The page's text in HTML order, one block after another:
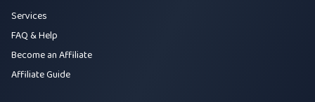
Services
FAQ & Help
Become an Affiliate
Affiliate Guide